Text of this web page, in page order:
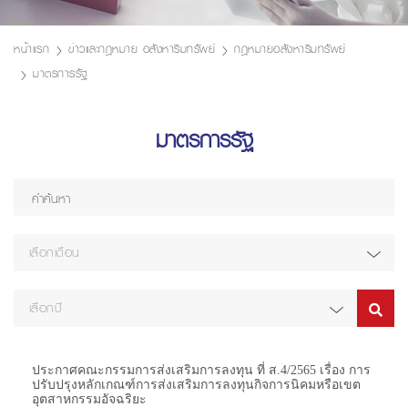
หน้าแรก ข่าวและกฎหมาย อสังหาริมทรัพย์
กฎหมายอสังหาริมทรัพย์
มาตรการรัฐ
มาตรการรัฐ
เลือกเดือน
เลือกปี
ประกาศคณะกรรมการส่งเสริมการลงทุน ที่ ส.4/2565 เรื่อง การ
ปรับปรุงหลักเกณฑ์การส่งเสริมการลงทุนกิจการนิคมหรือเขต
อุตสาหกรรมอัจฉริยะ